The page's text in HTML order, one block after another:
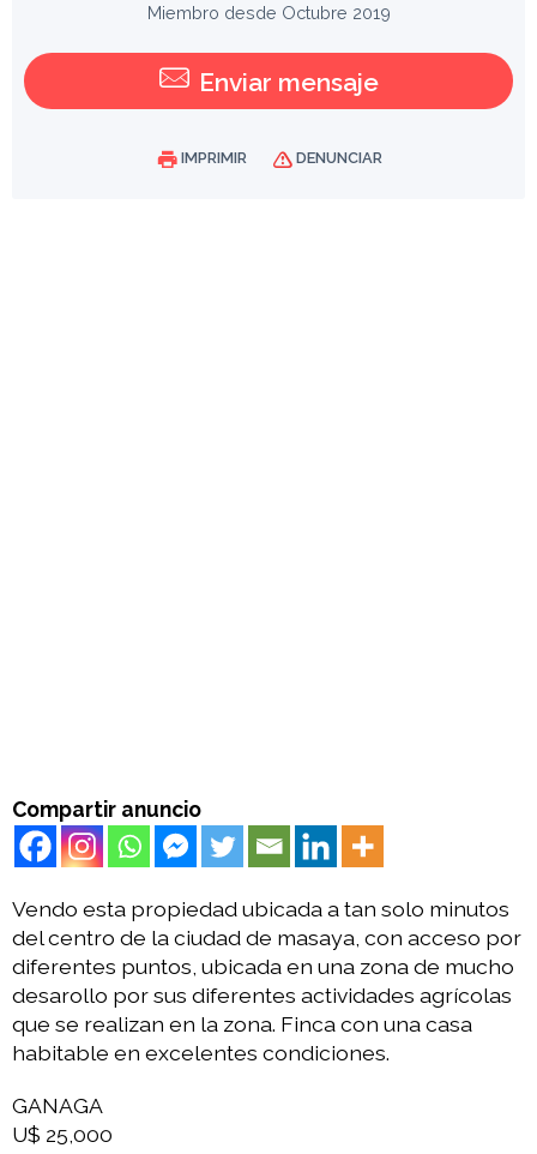
Miembro desde Octubre 2019
Enviar mensaje
IMPRIMIR DENUNCIAR
Compartir anuncio
Vendo esta propiedad ubicada a tan solo minutos
del centro de la ciudad de masaya, con acceso por
diferentes puntos, ubicada en una zona de mucho
desarollo por sus diferentes actividades agrícolas
que se realizan en la zona. Finca con una casa
habitable en excelentes condiciones.
GANAGA
U$ 25,000